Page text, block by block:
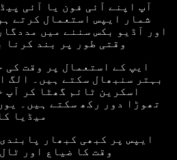
آپ اپنے آئی فون یا آئی
شمار ایپس استعمال کرتے
اور آڈیو بکس سننے میں
وقتی طور پر بند کرنا
ایپ کے استعمال پر وقت کی
بہتر سنبھال سکتے ہیں۔ الگ
اسکرین ٹائم گھٹا کر آپ
تھوڑا دور رکھ سکتے ہیں۔
میڈیا
ایپس پر کبھی کبھار
وقت کا ضیاع اور